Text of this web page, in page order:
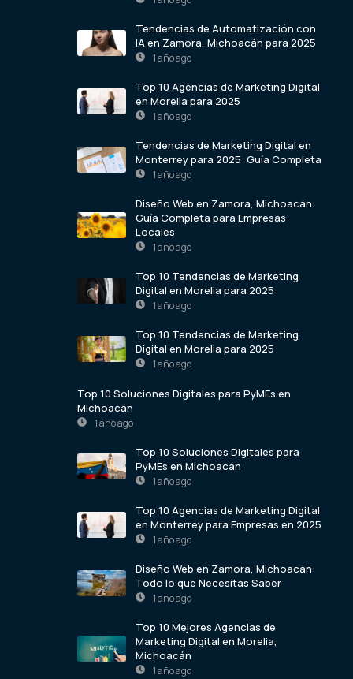
Tendencias de Automatización con
IA en Zamora, Michoacán para 2025
1 año ago
Top 10 Agencias de Marketing Digital
en Morelia para 2025
1 año ago
Tendencias de Marketing Digital en
Monterrey para 2025: Guía Completa
1 año ago
Diseño Web en Zamora, Michoacán:
Guía Completa para Empresas
Locales
1 año ago
Top 10 Tendencias de Marketing
Digital en Morelia para 2025
1 año ago
Top 10 Tendencias de Marketing
Digital en Morelia para 2025
1 año ago
Top 10 Soluciones Digitales para PyMEs en
Michoacán
1 año ago
Top 10 Soluciones Digitales para
PyMEs en Michoacán
1 año ago
Top 10 Agencias de Marketing Digital
en Monterrey para Empresas en 2025
1 año ago
Diseño Web en Zamora, Michoacán:
Todo lo que Necesitas Saber
1 año ago
Top 10 Mejores Agencias de
Marketing Digital en Morelia,
Michoacán
1 año ago